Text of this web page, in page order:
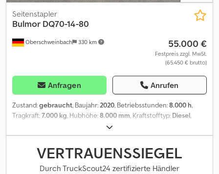
Oberschweinbach 330 km
Seitenstapler
Bulmor DQ70-14-80
55.000 €
Festpreis zzgl. MwSt.
(65.450 € brutto)
Anfragen Anrufen
Zustand:gebraucht, Baujahr:2020, Betriebsstunden:8.000 h,
Tragkraft:7.000 kg, Hubhöhe:8.000 mm, Kraftstofftyp: Diesel,
3.850 mm
Sonstige, Anbaugeräte: Zinkenverstellgerät, Sonderausstattung:
Heizung, STVZO, Vollkabine, Chjdpfxsy H Rbre Al Aoa
VERTRAUENSSIEGEL
Durch TruckScout24 zertifizierte Händler